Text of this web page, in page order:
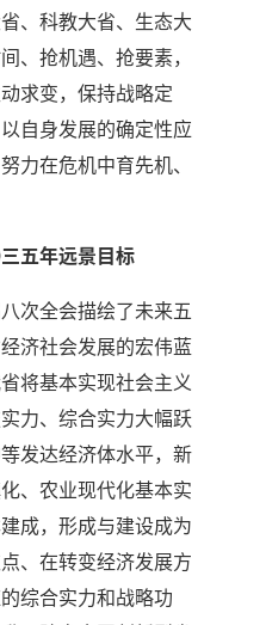
、科教大省、生态大
、抢机遇、抢要素，
求变，保持战略定
自身发展的确定性应
力在危机中育先机、
五年远景目标
次全会描绘了未来五
济社会发展的宏伟蓝
将基本实现社会主义
力、综合实力大幅跃
发达经济体水平，新
、农业现代化基本实
成，形成与建设成为
、在转变经济发展方
综合实力和战略功